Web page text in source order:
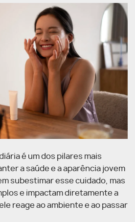
é um dos pilares mais
a saúde e a aparência jovem
subestimar esse cuidado, mas
e impactam diretamente a
reage ao ambiente e ao passar